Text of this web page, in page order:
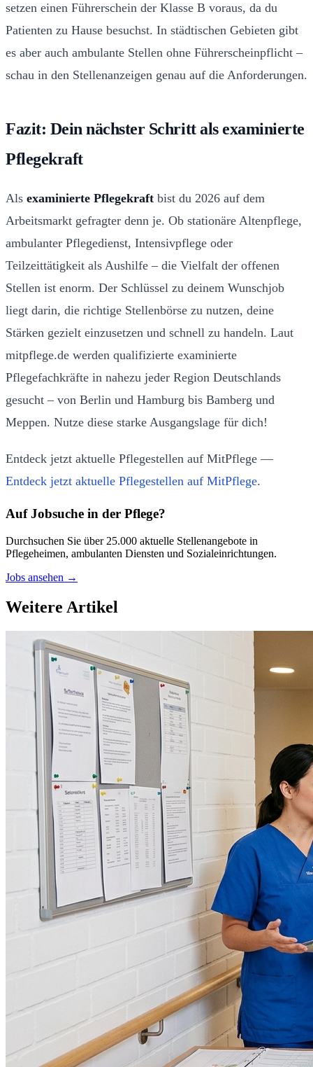
setzen einen Führerschein der Klasse B voraus, da du
Patienten zu Hause besuchst. In städtischen Gebieten gibt
es aber auch ambulante Stellen ohne Führerscheinpflicht –
schau in den Stellenanzeigen genau auf die Anforderungen.
Fazit: Dein nächster Schritt als examinierte
Pflegekraft
Als examinierte Pflegekraft bist du 2026 auf dem
Arbeitsmarkt gefragter denn je. Ob stationäre Altenpflege,
ambulanter Pflegedienst, Intensivpflege oder
Teilzeittätigkeit als Aushilfe – die Vielfalt der offenen
Stellen ist enorm. Der Schlüssel zu deinem Wunschjob
liegt darin, die richtige Stellenbörse zu nutzen, deine
Stärken gezielt einzusetzen und schnell zu handeln. Laut
mitpflege.de werden qualifizierte examinierte
Pflegefachkräfte in nahezu jeder Region Deutschlands
gesucht – von Berlin und Hamburg bis Bamberg und
Meppen. Nutze diese starke Ausgangslage für dich!
Entdeck jetzt aktuelle Pflegestellen auf MitPflege —
Entdeck jetzt aktuelle Pflegestellen auf MitPflege.
Auf Jobsuche in der Pflege?
Durchsuchen Sie über 25.000 aktuelle Stellenangebote in
Pflegeheimen, ambulanten Diensten und Sozialeinrichtungen.
Jobs ansehen →
Weitere Artikel